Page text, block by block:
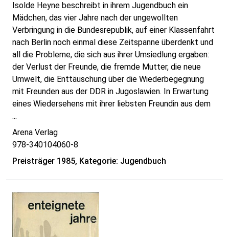
Isolde Heyne beschreibt in ihrem Jugendbuch ein
Mädchen, das vier Jahre nach der ungewollten
Verbringung in die Bundesrepublik, auf einer Klassenfahrt
nach Berlin noch einmal diese Zeitspanne überdenkt und
all die Probleme, die sich aus ihrer Umsiedlung ergaben:
der Verlust der Freunde, die fremde Mutter, die neue
Umwelt, die Enttäuschung über die Wiederbegegnung
mit Freunden aus der DDR in Jugoslawien. In Erwartung
eines Wiedersehens mit ihrer liebsten Freundin aus dem
...
Arena Verlag
978-340104060-8
Preisträger 1985, Kategorie: Jugendbuch